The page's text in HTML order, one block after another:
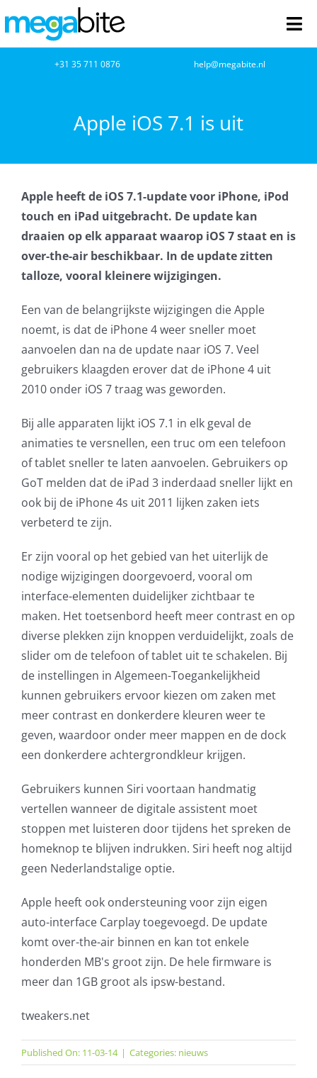
naar
inhoud
Netwerkbeheer
Cloud Computing
VOIP
AVG
Office365
Glasvezelverbindingen
Microsoft software licenties
SLA overeenkomsten
WordPress SLA Contract
Contact
+31 35 711 0876 help@megabite.nl
Apple iOS 7.1 is uit
Apple heeft de iOS 7.1-update voor iPhone, iPod
touch en iPad uitgebracht. De update kan
draaien op elk apparaat waarop iOS 7 staat en is
over-the-air beschikbaar. In de update zitten
talloze, vooral kleinere wijzigingen.
Een van de belangrijkste wijzigingen die Apple
noemt, is dat de iPhone 4 weer sneller moet
aanvoelen dan na de update naar iOS 7. Veel
gebruikers klaagden erover dat de iPhone 4 uit
2010 onder iOS 7 traag was geworden.
Bij alle apparaten lijkt iOS 7.1 in elk geval de
animaties te versnellen, een truc om een telefoon
of tablet sneller te laten aanvoelen. Gebruikers op
GoT melden dat de iPad 3 inderdaad sneller lijkt en
ook bij de iPhone 4s uit 2011 lijken zaken iets
verbeterd te zijn.
Er zijn vooral op het gebied van het uiterlijk de
nodige wijzigingen doorgevoerd, vooral om
interface-elementen duidelijker zichtbaar te
maken. Het toetsenbord heeft meer contrast en op
diverse plekken zijn knoppen verduidelijkt, zoals de
slider om de telefoon of tablet uit te schakelen. Bij
de instellingen in Algemeen-Toegankelijkheid
kunnen gebruikers ervoor kiezen om zaken met
meer contrast en donkerdere kleuren weer te
geven, waardoor onder meer mappen en de dock
een donkerdere achtergrondkleur krijgen.
Gebruikers kunnen Siri voortaan handmatig
vertellen wanneer de digitale assistent moet
stoppen met luisteren door tijdens het spreken de
homeknop te blijven indrukken. Siri heeft nog altijd
geen Nederlandstalige optie.
Apple heeft ook ondersteuning voor zijn eigen
auto-interface Carplay toegevoegd. De update
komt over-the-air binnen en kan tot enkele
honderden MB's groot zijn. De hele firmware is
meer dan 1GB groot als ipsw-bestand.
tweakers.net
Published On: 11-03-14 | Categories: nieuws